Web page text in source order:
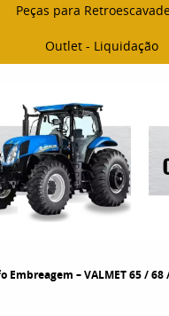
Peças para
Outlet - Liquidação
Embreagem – VALMET 65 /